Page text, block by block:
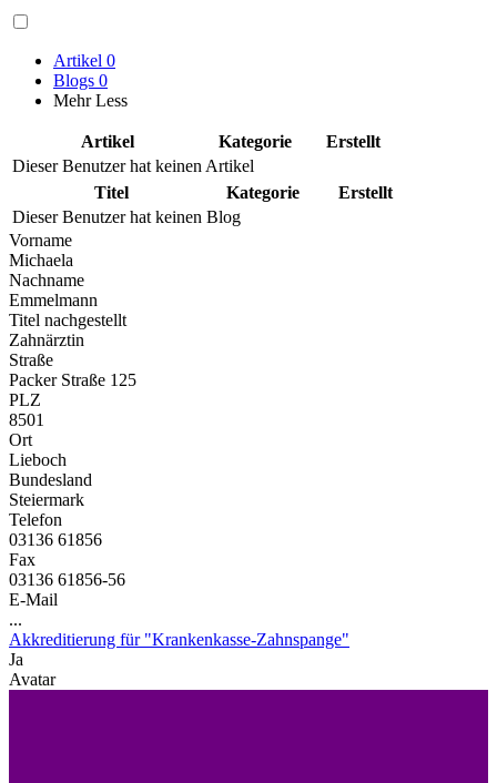
Artikel 0
Blogs 0
Mehr Less
Artikel Kategorie
Erstellt
Dieser Benutzer hat keinen Artikel
Titel
Kategorie
Erstellt
Dieser Benutzer hat keinen Blog
Vorname
Michaela
Nachname
Emmelmann
Titel nachgestellt
Zahnärztin
Straße
Packer Straße 125
PLZ
8501
Ort
Lieboch
Bundesland
Steiermark
Telefon
03136 61856
Fax
03136 61856-56
E-Mail
...
Akkreditierung für "Krankenkasse-Zahnspange"
Ja
Avatar